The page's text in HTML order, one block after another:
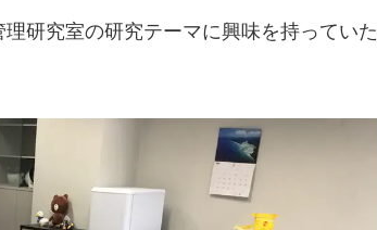
研究室の研究テーマに興味を持っていた